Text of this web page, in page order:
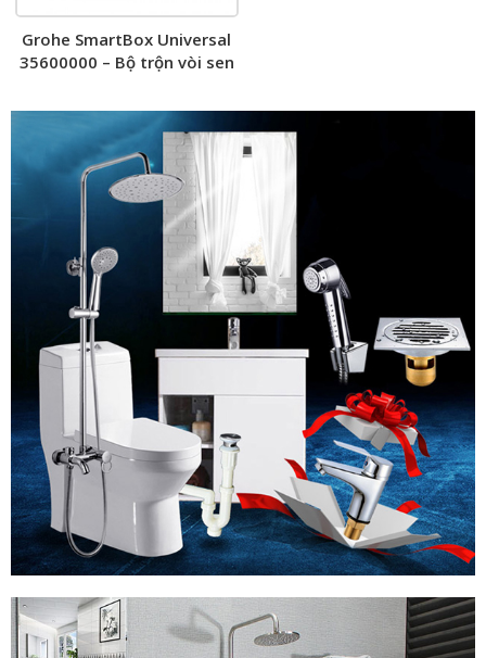
Grohe SmartBox Universal
35600000 – Bộ trộn vòi sen